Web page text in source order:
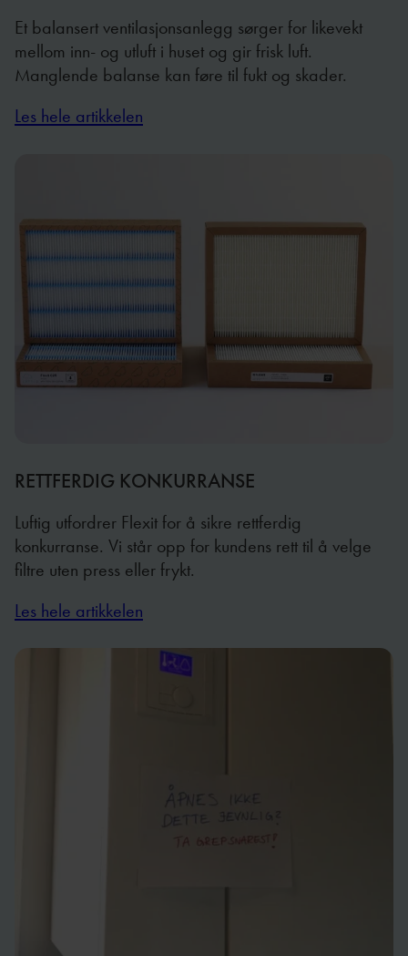
Et balansert ventilasjonsanlegg sørger for likevekt
mellom inn- og utluft i huset og gir frisk luft.
Manglende balanse kan føre til fukt og skader.
Les hele artikkelen
RETTFERDIG KONKURRANSE
Luftig utfordrer Flexit for å sikre rettferdig
konkurranse. Vi står opp for kundens rett til å velge
filtre uten press eller frykt.
Les hele artikkelen